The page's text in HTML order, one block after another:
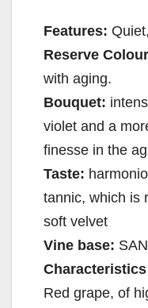
Features:
Reserve
with aging.
Bouquet:
violet and a
finesse in the
Taste:
tannic, which is
soft velvet
Vine base:
Red grape, of